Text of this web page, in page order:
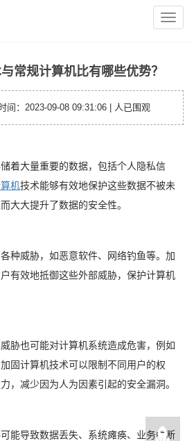
导
航
> 加固计算机技术与常规计算机比
常规计算机比有哪些优势？
间：2023-09-08 09:31:06 | 人已围观
大量重要的数据，包括个人隐私信
机技术能够有效地保护这些数据不被未
大大提升了数据的安全性。
威胁，如恶意软件、网络钓鱼等。加
有效地抵御这些外部威胁，保护计算机
也可能对计算机系统造成危害，例如
固计算机技术可以限制不同用户的权
，减少因为人为因素引起的安全漏洞。
导致数据丢失、系统瘫痪、业务中断